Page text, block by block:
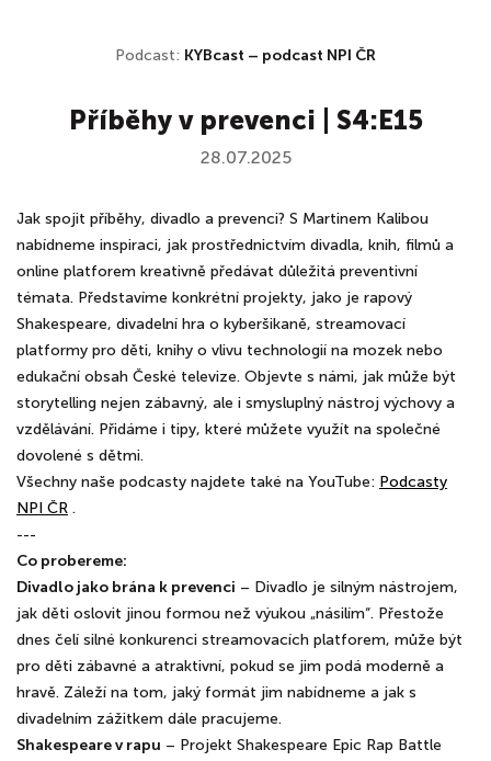
Podcast: KYBcast – podcast NPI ČR
Příběhy v prevenci | S4:E15
28.07.2025
Jak spojit příběhy, divadlo a prevenci? S Martinem Kalibou
nabídneme inspiraci, jak prostřednictvím divadla, knih, filmů a
online platforem kreativně předávat důležitá preventivní
témata. Představíme konkrétní projekty, jako je rapový
Shakespeare, divadelní hra o kyberšikaně, streamovací
platformy pro děti, knihy o vlivu technologií na mozek nebo
edukační obsah České televize. Objevte s námi, jak může být
storytelling nejen zábavný, ale i smysluplný nástroj výchovy a
vzdělávání. Přidáme i tipy, které můžete využít na společné
dovolené s dětmi.
Všechny naše podcasty najdete také na YouTube: Podcasty
NPI ČR .
---
Co probereme:
Divadlo jako brána k prevenci – Divadlo je silným nástrojem,
jak děti oslovit jinou formou než výukou „násilím“. Přestože
dnes čelí silné konkurenci streamovacích platforem, může být
pro děti zábavné a atraktivní, pokud se jim podá moderně a
hravě. Záleží na tom, jaký formát jim nabídneme a jak s
divadelním zážitkem dále pracujeme.
Shakespeare v rapu – Projekt Shakespeare Epic Rap Battle